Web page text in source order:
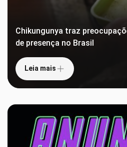
Chikungunya traz
de presença no Brasil
Leia mais